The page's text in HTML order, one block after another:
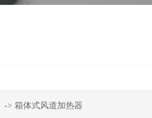
-> 箱体式风道加热器